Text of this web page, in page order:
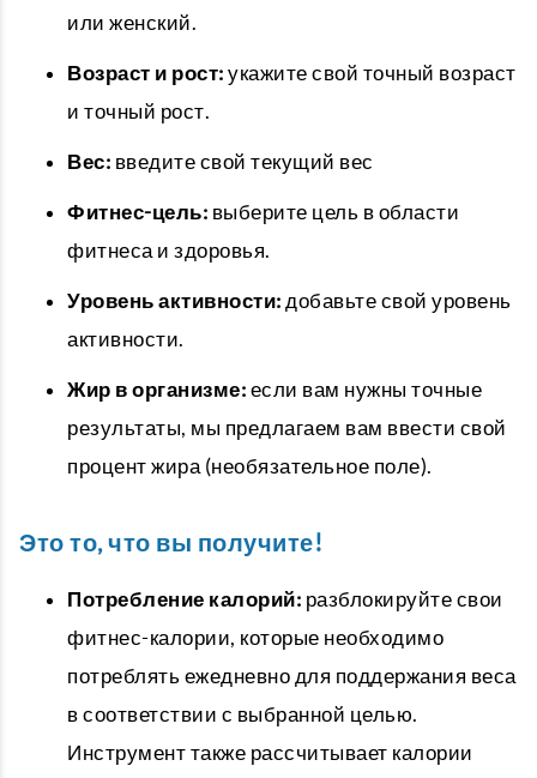
или женский.
Возраст и рост: укажите свой точный возраст
и точный рост.
Вес: введите свой текущий вес
Фитнес-цель: выберите цель в области
фитнеса и здоровья.
Уровень активности: добавьте свой уровень
активности.
Жир в организме: если вам нужны точные
результаты, мы предлагаем вам ввести свой
процент жира (необязательное поле).
Это то, что вы получите!
Потребление калорий: разблокируйте свои
фитнес-калории, которые необходимо
потреблять ежедневно для поддержания веса
в соответствии с выбранной целью.
Инструмент также рассчитывает калории